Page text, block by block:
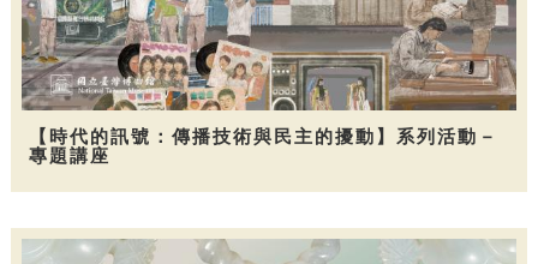
【時代的訊號：傳播技術與民主的擾動】系列活動－
專題講座